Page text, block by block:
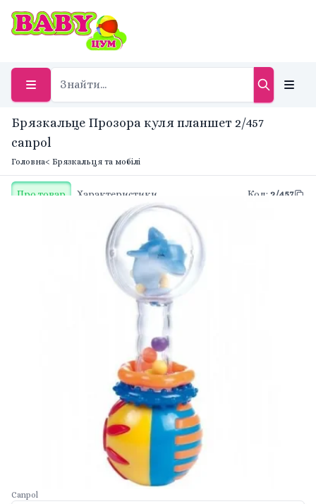
Брязкальце Прозора куля планшет 2/457
canpol
Головна< Брязкальця та мобілі
Про товар Характеристики Код: 2/457
Canpol